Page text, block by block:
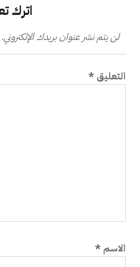
اترك
لن يتم نشر عنوان بريدك الإلكتروني.
التعليق *
الاسم *